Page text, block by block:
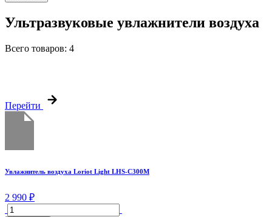
Ультразвуковые увлажнители воздуха
Всего товаров: 4
Перейти
Увлажнитель воздуха Loriot Light LHS-C300M
2 990 ₽